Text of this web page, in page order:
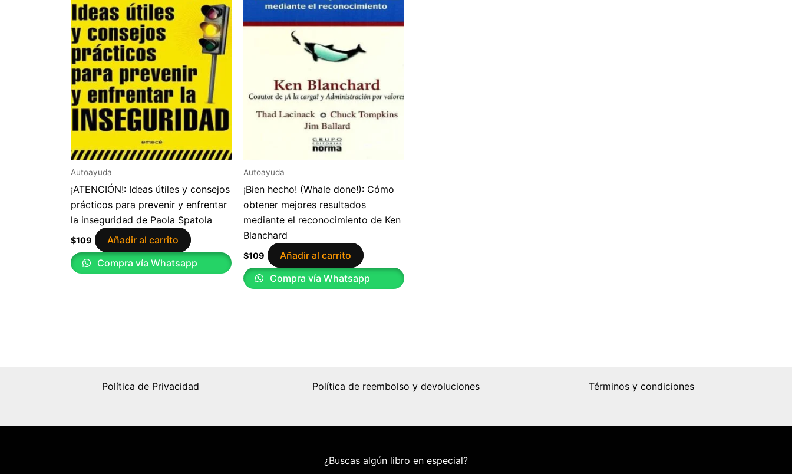
Autoayuda
¡ATENCIÓN!: Ideas útiles y consejos
prácticos para prevenir y enfrentar
la inseguridad de Paola Spatola
$109
Añadir al carrito
Compra vía Whatsapp
Autoayuda
¡Bien hecho! (Whale done!): Cómo
obtener mejores resultados
mediante el reconocimiento de Ken
Blanchard
$109
Añadir al carrito
Compra vía Whatsapp
Política de Privacidad Política de reembolso y devoluciones Términos y condiciones
¿Buscas algún libro en especial?